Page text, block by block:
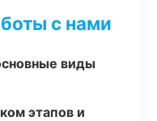
с нами
виды
этапов и